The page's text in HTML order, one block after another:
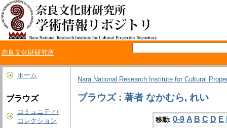
奈良文化財研究所
ホーム
ブラウズ
コミュニティ/
コレクション
Nara National Research Institute for Cultural
ブラウズ : 著者 なかむら, れい
移動: 0-9 A B C D E